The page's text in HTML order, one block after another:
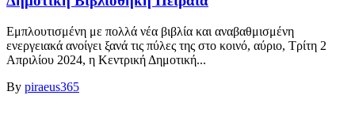
Εμπλουτισμένη με πολλά νέα βιβλία και αναβαθμισμένη
ενεργειακά ανοίγει ξανά τις πύλες της στο κοινό, αύριο, Τρίτη 2
Απριλίου 2024, η Κεντρική Δημοτική...
By piraeus365